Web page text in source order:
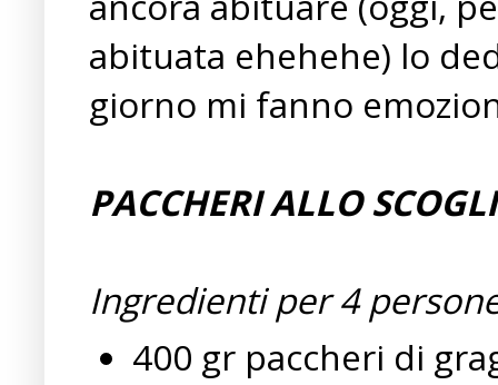
abituata ehehehe) lo
giorno mi fanno
PACCHERI ALLO
Ingredienti per 4
400 gr paccheri di